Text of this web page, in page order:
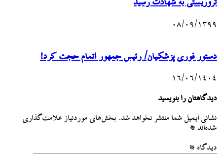
تروریستی به شهادت رسید
۰۸/۰۹/۱۳۹۹
دستور فوری پزشکیان/ رئیس جمهور اتمام حجت کرد!
۱۶/۰۶/۱۴۰۴
دیدگاهتان را بنویسید
نشانی ایمیل شما منتشر نخواهد شد. بخش‌های موردنیاز علامت‌گذاری
شده‌اند *
دیدگاه *